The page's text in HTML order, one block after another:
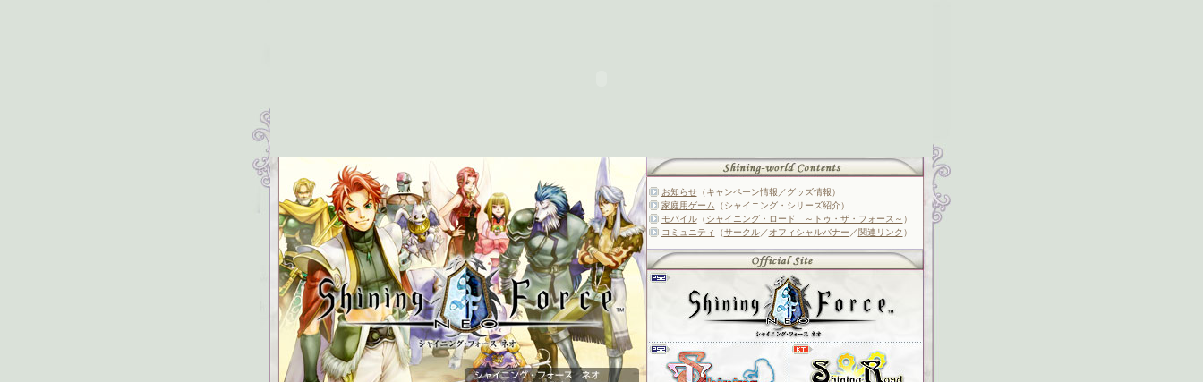
お知らせ（キャンペーン情報／グッズ情報）
家庭用ゲーム （シャイニング・シリーズ紹介）
モバイル（シャイニング・ロード ～トゥ・ザ・フォース～ ）
コミュニティ
（サークル／オフィシャルバナー ／関連リンク ）